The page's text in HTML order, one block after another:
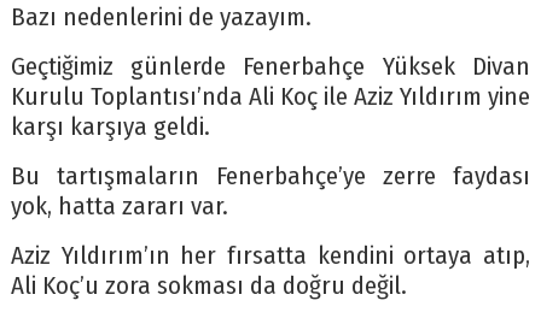
Bazı nedenlerini de yazayım.
Geçtiğimiz günlerde Fenerbahçe Yüksek Divan
Kurulu Toplantısı’nda Ali Koç ile Aziz Yıldırım yine
karşı karşıya geldi.
Bu tartışmaların Fenerbahçe’ye zerre faydası
yok, hatta zararı var.
Aziz Yıldırım’ın her fırsatta kendini ortaya atıp,
Ali Koç’u zora sokması da doğru değil.